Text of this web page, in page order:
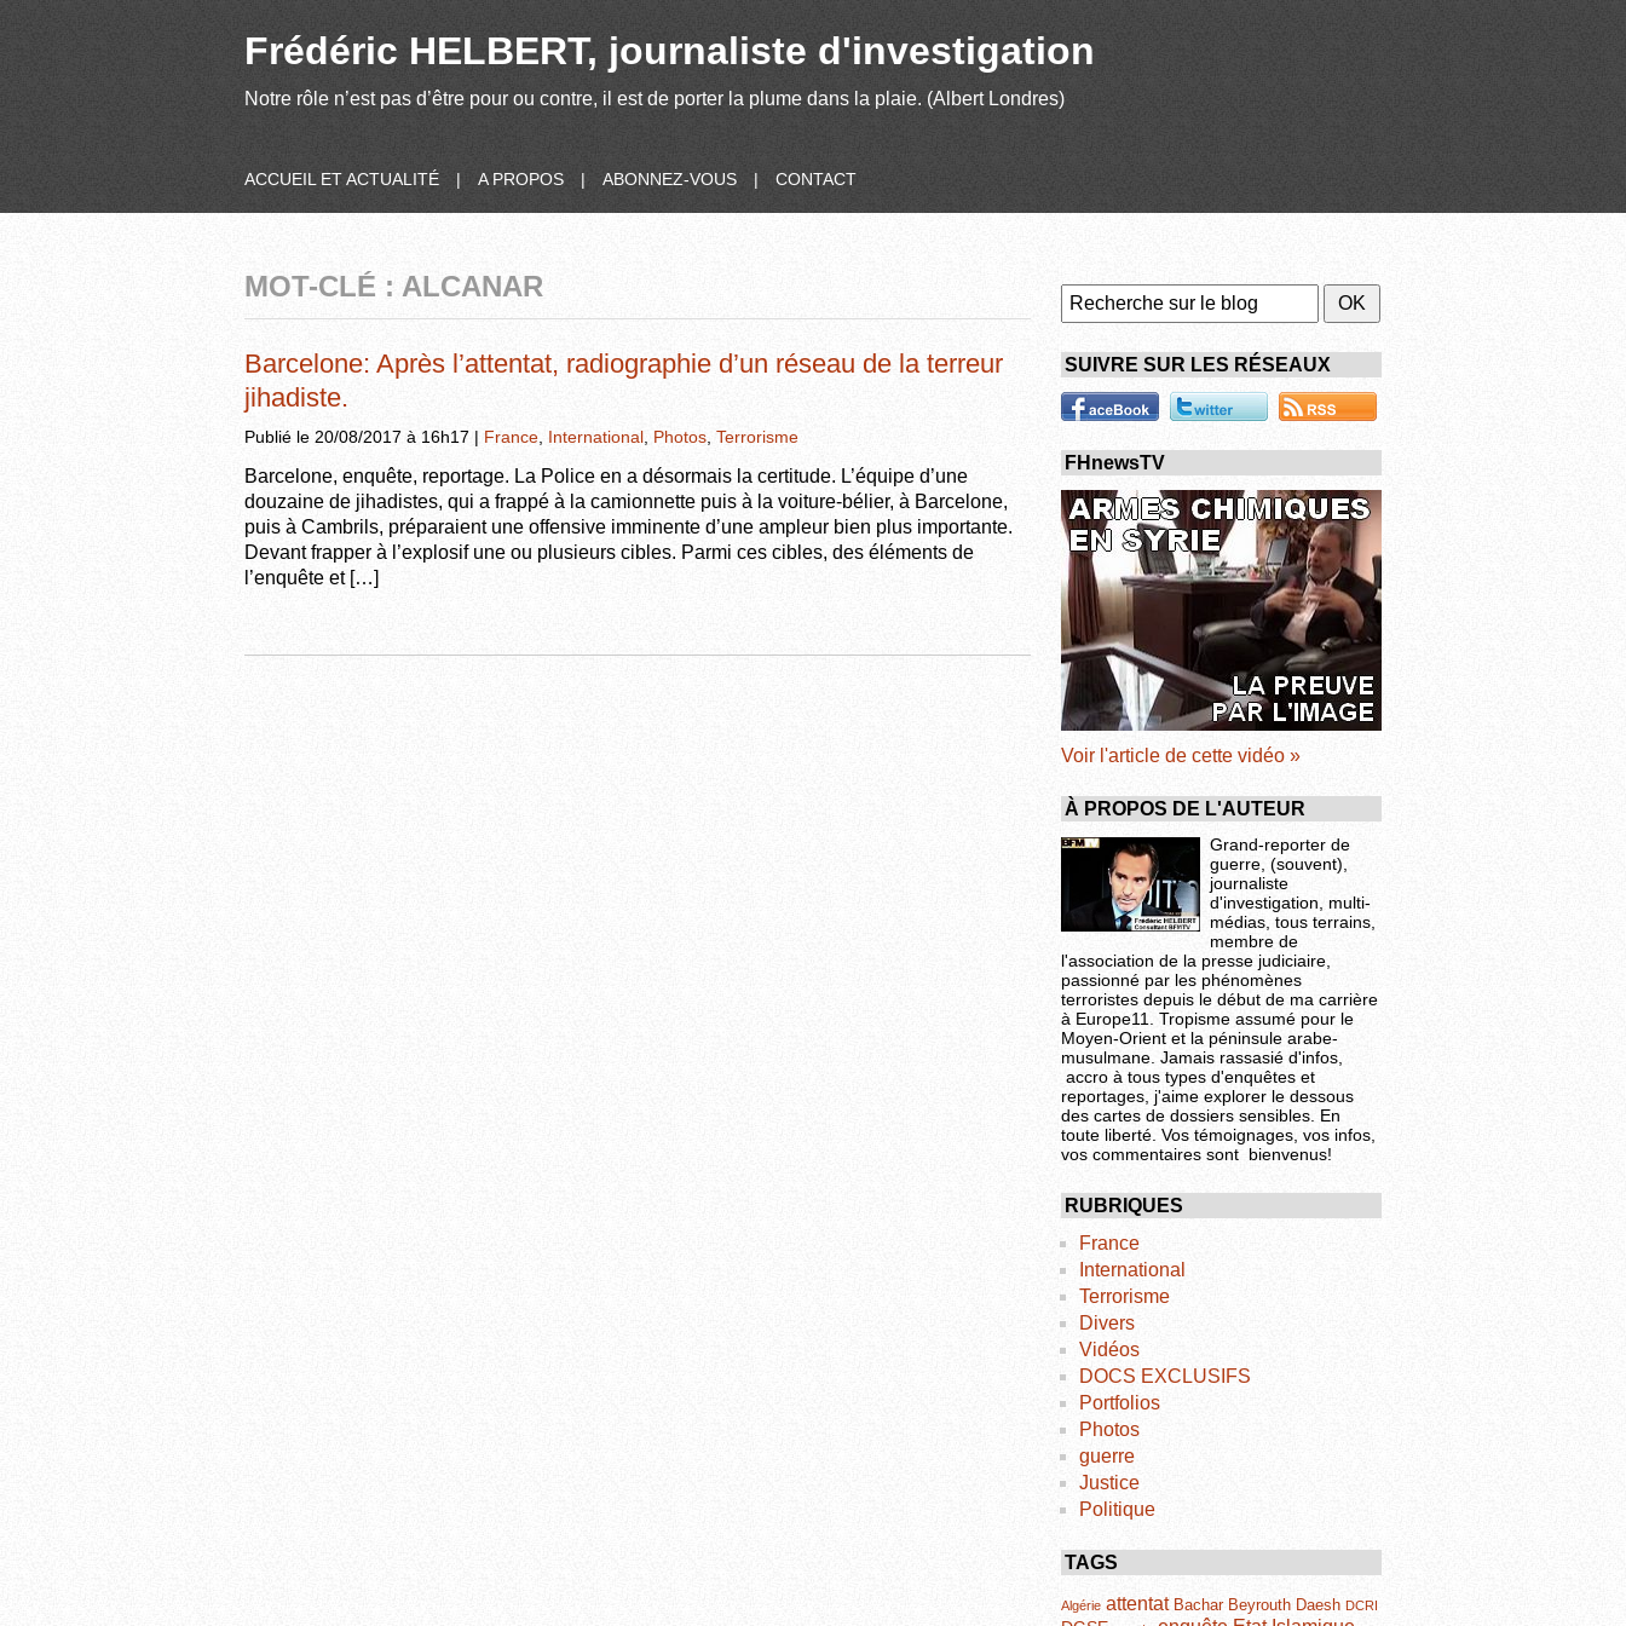
Frédéric HELBERT, journaliste d'investigation
Notre rôle n’est pas d’être pour ou contre, il est de porter la plume dans la plaie. (Albert Londres)
ACCUEIL ET ACTUALITÉ | A PROPOS | ABONNEZ-VOUS | CONTACT
MOT-CLÉ : ALCANAR
Barcelone: Après l’attentat, radiographie d’un réseau de la terreur
jihadiste.
Publié le 20/08/2017 à 16h17 | France International Photos Terrorisme
Barcelone, enquête, reportage. La Police en a désormais la certitude. L’équipe d’une
douzaine de jihadistes, qui a frappé à la camionnette puis à la voiture-bélier, à Barcelone,
puis à Cambrils, préparaient une offensive imminente d’une ampleur bien plus importante.
Devant frapper à l’explosif une ou plusieurs cibles. Parmi ces cibles, des éléments de
l’enquête et […]
SUIVRE SUR LES RÉSEAUX
FHnewsTV
Voir l'article de cette vidéo »
À PROPOS DE L'AUTEUR
Grand-reporter de
guerre, (souvent),
journaliste
d'investigation, multi-
médias, tous terrains,
membre de
l'association de la presse judiciaire,
passionné par les phénomènes
terroristes depuis le début de ma carrière
à Europe11. Tropisme assumé pour le
Moyen-Orient et la péninsule arabe-
musulmane. Jamais rassasié d'infos,
accro à tous types d'enquêtes et
reportages, j'aime explorer le dessous
des cartes de dossiers sensibles. En
toute liberté. Vos témoignages, vos infos,
vos commentaires sont bienvenus!
RUBRIQUES
France
International
Terrorisme
Divers
Vidéos
DOCS EXCLUSIFS
Portfolios
Photos
guerre
Justice
Politique
TAGS
Algérie attentat Bachar Beyrouth Daesh DCRI